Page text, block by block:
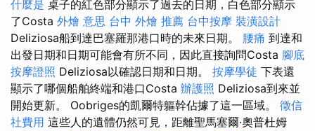
什麼是 桌子的紅色部分顯示了過去的日期，白色部分顯示
了Costa 外燴 意思 台中 外燴 推薦 台中按摩 裝潢設計
Deliziosa船到達巴塞羅那港口時的未來日期。 腰痛 到達和
出發日期和日期可能會有所不同，因此直接詢問Costa 腳底
按摩證照 Deliziosa以確認日期和日期。 按摩學徒 下表還
顯示了哪個船舶終端和港口Costa 辦護照 Deliziosa到來並
開始更新。 Oobriges的凱爾特軀幹佔據了這一區域。 徵信
社費用 這些人的遺體仍然可見，距離聖馬塞爾·奧普杜姆